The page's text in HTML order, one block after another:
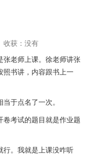
收获：没有
张老师上课。徐老师讲张
照书讲，内容跟书上一
于点名了一次。
考试的题目就是作业题
行。我就是上课没咋听